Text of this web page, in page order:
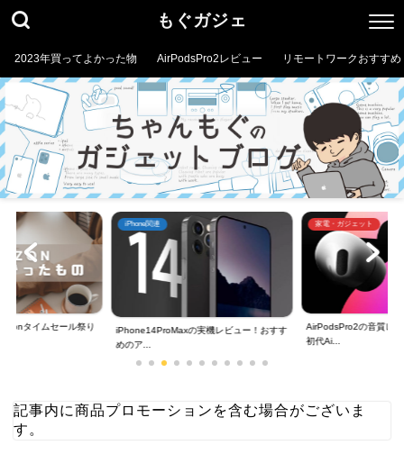
もぐガジェ
2023年買ってよかった物 AirPodsPro2レビュー リモートワークおすすめ
タイムセール祭り
iPhone関連
iPhone14ProMaxの実機レビュー！おすす
めのア...
家電・ガジェット
AirPodsPro2の音質レ
初代Ai...
記事内に商品プロモーションを含む場合がございま
す。